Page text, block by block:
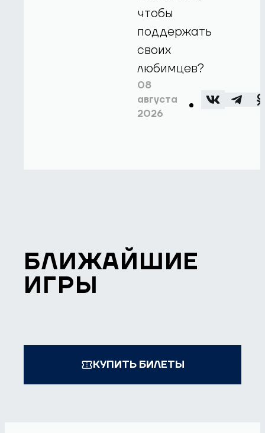
чтобы
поддержать
своих
любимцев?
08
августа
2026
БЛИЖАЙШИЕ
ИГРЫ
КУПИТЬ БИЛЕТЫ